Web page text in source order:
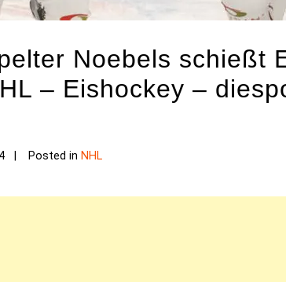
Noebels schießt
– Eishockey –
Posted in NHL